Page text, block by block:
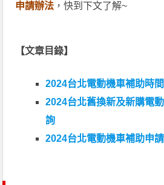
申請辦法 ，快到下文了解~
【文章目錄】
2024台北電動機車補助時間
2024台北舊換新及新購電
詢
2024台北電動機車補助申